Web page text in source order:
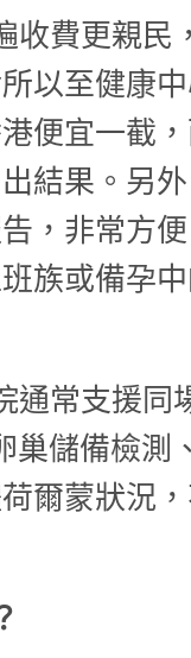
費更親民
以至健康
便宜一截
結果。另
，非常方
族或備孕
通常支援同
巢儲備檢測
爾蒙狀況